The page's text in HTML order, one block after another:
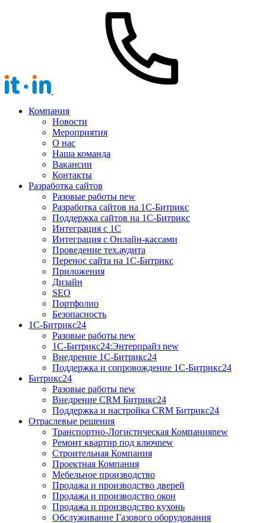
Компания
Новости
Мероприятия
О нас
Наша команда
Вакансии
Контакты
Разработка сайтов
Разовые работы new
Разработка сайтов на 1С-Битрикс
Поддержка сайтов на 1С-Битрикс
Интеграция с 1С
Интеграция с Онлайн-кассами
Проведение тех.аудита
Перенос сайта на 1С-Битрикс
Приложения
Дизайн
SEO
Портфолио
Безопасность
1C-Битрикс24
Разовые работы new
1С-Битрикс24:Энтерпрайз new
Внедрение 1C-Битрикс24
Поддержка и сопровождение 1С-Битрикс24
Битрикс24
Разовые работы new
Внедрение CRM Битрикс24
Поддержка и настройка CRM Битрикс24
Отраслевые решения
Транспортно-Логистическая Компанияnew
Ремонт квартир под ключnew
Строительная Компания
Проектная Компания
Мебельное производство
Продажа и производство дверей
Продажа и производство окон
Продажа и производство кухонь
Обслуживание Газового оборудования